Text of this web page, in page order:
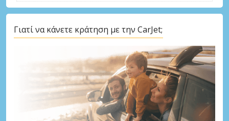
Μεγάλες εξοικονομήσεις
Αποκτήστε πρόσβαση σε αποκλειστικές
προσφορές συνεργατών
Σύνδεση με eLink
Γιατί να κάνετε κράτηση με την CarJet;